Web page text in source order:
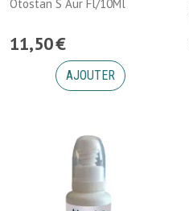
Otostan S Aur Fl/10Ml
11,50€
AJOUTER